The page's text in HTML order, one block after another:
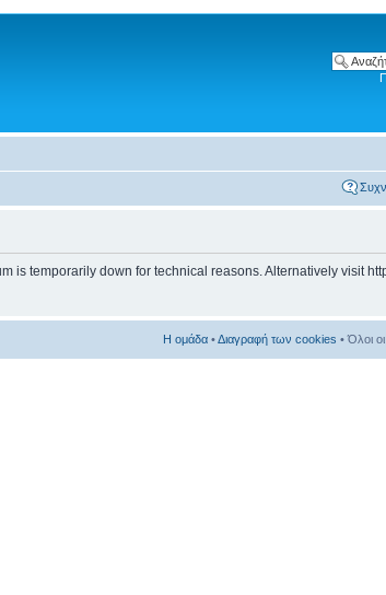
is temporarily down for technical reasons. Alternatively visit
Η ομάδα •Διαγραφή των cookies • Όλοι